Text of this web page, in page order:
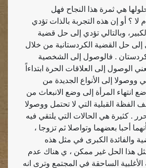
هي ثمرة هذا النجاح فهل
؟ أو إن هذه التجربة بالذات تؤدي
وبالتالي تؤدي إلى حل قضية
إلى حل القضية الكردستانية من خلال
كردستان . فالوصول إلى الشخصية
الوصول إلى العلاقات الحرة ابتداءاً
إلى الأنواع الجديدة من
المرأة إلى وضع الانبعاث من
الفظة القبلية التي لا تحتمل ووصولا
. كثيرة هي الحالات التي يلتقي فيه
أحبا بعضهما وتواصلا ثم تزوجا ،
والفائدة الكبرى في مثل هذه
هذا الحل غير ممكن ، ي هناك عدم
الساحقة في المجتمع وترى انه